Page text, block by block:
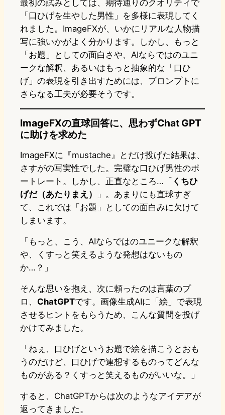
最初の試みとしては、期待通りのクオリティで
「口ひげを生やした男性」を多様に表現してく
れました。ImageFXが、いかにリアルな人物描
写に強いかがよく分かります。しかし、もっと
「お題」としての面白さや、AIならではのユニ
ークな解釈、あるいはもっと抽象的な「口ひ
げ」の表現を引き出すためには、プロンプトに
さらなる工夫が必要そうです。
ImageFXの直球回答に、思わずChat GPT
に助けを求めた
ImageFXに『mustache』とだけ投げた結果は、
さすがの写実性でした。完璧な口ひげ男性のポ
ートレート。しかし、正直なところ…「 くちひ
げだ（あたりまえ）
」。あまりにも直球すぎ
て、これでは「お題」としての面白みに欠けて
しまいます。
「もっと、こう、AIならではのユニークな解釈
や、くすっと笑えるような発想はないもの
か…？」
そんな思いを抱え、次に頼ったのは言葉のプ
ロ、 ChatGPTです。画像生成AIに「絵」で表現
させるヒントをもらうため、こんな質問を投げ
かけてみました。
「ねぇ、口ひげというお題で絵を描こうとおも
うのだけど、口ひげで連想するものってどんな
ものがある？くすっと笑えるものがいいな。」
すると、ChatGPTからは次のようなアイデアが
返ってきました。